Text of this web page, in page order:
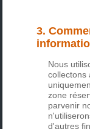
3.
Nous
collectons
zone
parvenir
d'autres